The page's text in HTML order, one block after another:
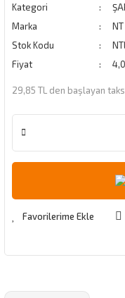
Kategori
Marka
Stok Kodu
Fiyat
29,85 TL den başlayan